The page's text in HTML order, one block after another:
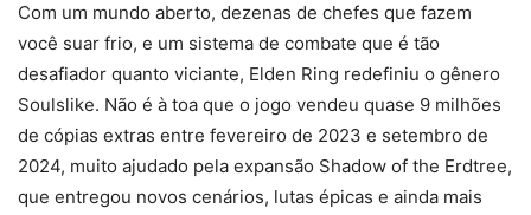
Com um mundo aberto, dezenas de chefes que fazem
você suar frio, e um sistema de combate que é tão
desafiador quanto viciante, Elden Ring redefiniu o gênero
Soulslike. Não é à toa que o jogo vendeu quase 9 milhões
de cópias extras entre fevereiro de 2023 e setembro de
2024, muito ajudado pela expansão Shadow of the Erdtree,
que entregou novos cenários, lutas épicas e ainda mais